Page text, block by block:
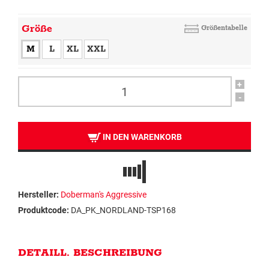
Größe Größentabelle
M L XL XXL
+
-
IN DEN WARENKORB
Hersteller: Doberman's Aggressive
Produktcode: DA_PK_NORDLAND-TSP168
DETAILL. BESCHREIBUNG